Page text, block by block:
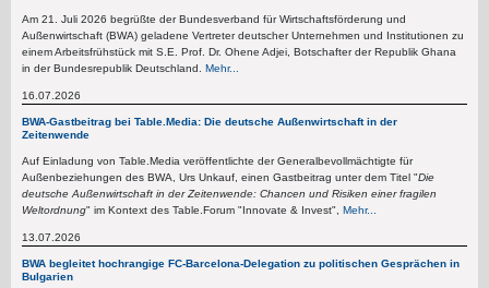
Am 21. Juli 2026 begrüßte der Bundesverband für Wirtschaftsförderung und
Außenwirtschaft (BWA) geladene Vertreter deutscher Unternehmen und Institutionen zu
einem Arbeitsfrühstück mit S.E. Prof. Dr. Ohene Adjei, Botschafter der Republik Ghana
in der Bundesrepublik Deutschland. Mehr...
16.07.2026
BWA-Gastbeitrag bei Table.Media: Die deutsche Außenwirtschaft in der
Zeitenwende
Auf Einladung von Table.Media veröffentlichte der Generalbevollmächtigte für
Außenbeziehungen des BWA, Urs Unkauf, einen Gastbeitrag unter dem Titel "Die
deutsche Außenwirtschaft in der Zeitenwende: Chancen und Risiken einer fragilen
Weltordnung" im Kontext des Table.Forum "Innovate & Invest", Mehr...
13.07.2026
BWA begleitet hochrangige FC-Barcelona-Delegation zu politischen Gesprächen in
Bulgarien